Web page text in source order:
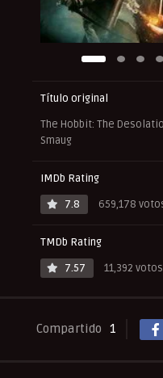
Título original
The Hobbit: The
Smaug
IMDb Rating
7.8
659,178
TMDb Rating
7.57
11,392 votos
Compartido 1